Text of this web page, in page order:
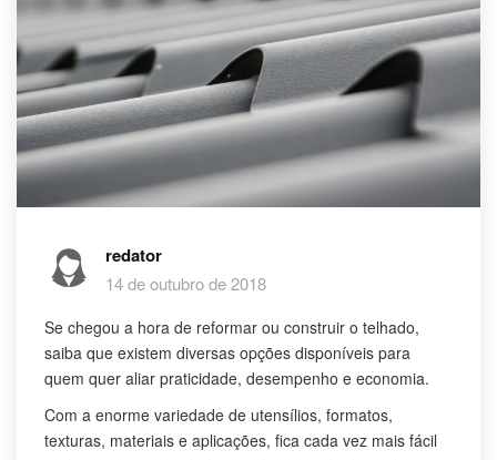
redator
14 de outubro de 2018
Se chegou a hora de reformar ou construir o telhado,
saiba que existem diversas opções disponíveis para
quem quer aliar praticidade, desempenho e economia.
Com a enorme variedade de utensílios, formatos,
texturas, materiais e aplicações, fica cada vez mais fácil